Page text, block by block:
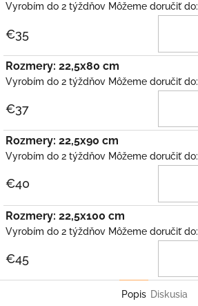
Vyrobím do 2 týždňov Môžeme doručiť do:
€35
Rozmery: 22,5x80 cm
Vyrobím do 2 týždňov Môžeme doručiť do:
€37
Rozmery: 22,5x90 cm
Vyrobím do 2 týždňov Môžeme doručiť do:
€40
Rozmery: 22,5x100 cm
Vyrobím do 2 týždňov Môžeme doručiť do:
€45
Popis Diskusia